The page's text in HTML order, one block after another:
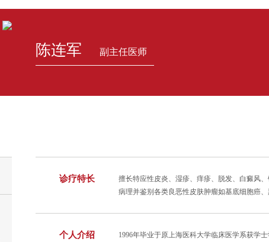
陈连军 副主任医师
诊疗特长
擅长特应性皮炎、湿疹、痒疹、脱发、白癜风
病理并鉴别各类良恶性皮肤肿瘤如基底细胞癌
个人介绍
1996年毕业于原上海医科大学临床医学系获学